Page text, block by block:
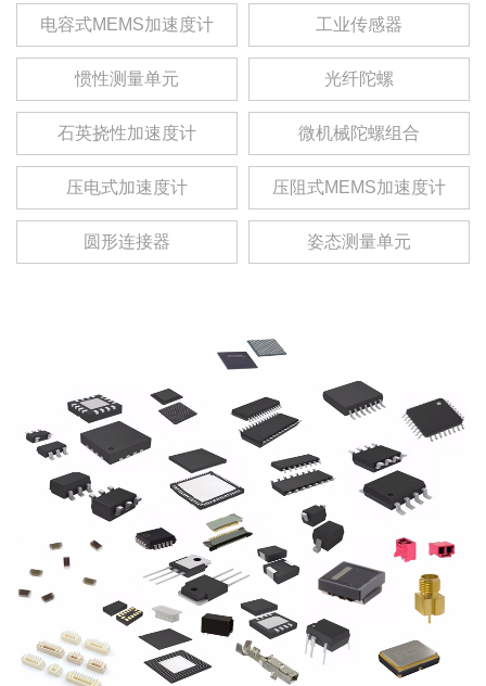
电容式MEMS加速度计 工业传感器
惯性测量单元 光纤陀螺
石英挠性加速度计 微机械陀螺组合
压电式加速度计 压阻式MEMS加速度计
圆形连接器 姿态测量单元